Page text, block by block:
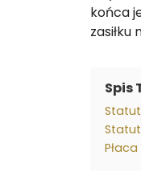
końca
Spis